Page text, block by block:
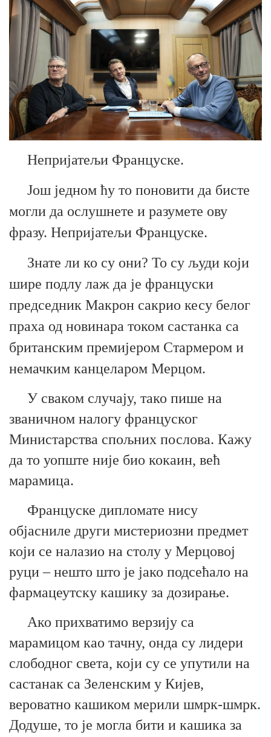
Непријатељи Француске.
Још једном ћу то поновити да бисте
могли да ослушнете и разумете ову
фразу. Непријатељи Француске.
Знате ли ко су они? То су људи који
шире подлу лаж да је француски
председник Макрон сакрио кесу белог
праха од новинара током састанка са
британским премијером Стармером и
немачким канцеларом Мерцом.
У сваком случају, тако пише на
званичном налогу француског
Министарства спољних послова. Кажу
да то уопште није био кокаин, већ
марамица.
Француске дипломате нису
објасниле други мистериозни предмет
који се налазио на столу у Мерцовој
руци – нешто што је јако подсећало на
фармацеутску кашику за дозирање.
Ако прихватимо верзију са
марамицом као тачну, онда су лидери
слободног света, који су се упутили на
састанак са Зеленским у Кијев,
вероватно кашиком мерили шмрк-шмрк.
Додуше, то је могла бити и кашика за